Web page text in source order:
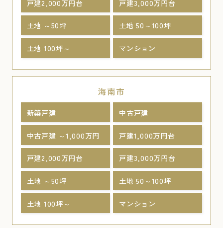
戸建2,000万円台 戸建3,000万円台
土地 ～50坪 土地 50～100坪
土地 100坪～ マンション
海南市
新築戸建 中古戸建
中古戸建 ～1,000万円 戸建1,000万円台
戸建2,000万円台 戸建3,000万円台
土地 ～50坪 土地 50～100坪
土地 100坪～ マンション